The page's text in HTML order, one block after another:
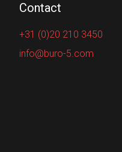
Contact
+31 (0)20 210 3450
info@buro-5.com